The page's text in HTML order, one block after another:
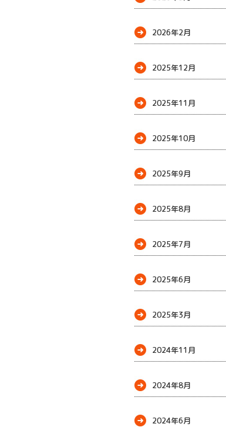
2026年2月
2025年12月
2025年11月
2025年10月
2025年9月
2025年8月
2025年7月
2025年6月
2025年3月
2024年11月
2024年8月
2024年6月